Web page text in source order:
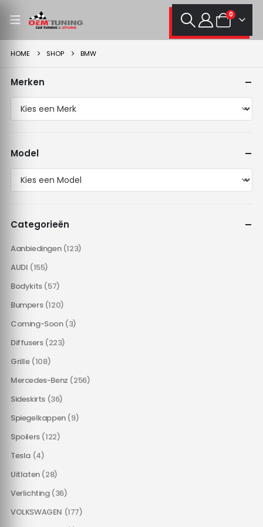
0
HOME SHOP BMW
Merken
Model
Categorieën
Aanbiedingen (123)
AUDI (155)
Bodykits (57)
Bumpers (120)
Coming-Soon (3)
Diffusers (223)
Grille (108)
Mercedes-Benz (256)
Sideskirts (36)
Spiegelkappen (9)
Spoilers (122)
Tesla (4)
Uitlaten (28)
Verlichting (36)
VOLKSWAGEN (177)